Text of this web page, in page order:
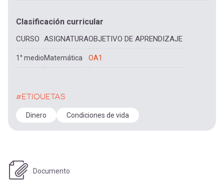
Clasificación curricular
CURSO ASIGNATURAOBJETIVO DE APRENDIZAJE
1° medioMatemática OA1
#ETIQUETAS
Dinero Condiciones de vida
Documento